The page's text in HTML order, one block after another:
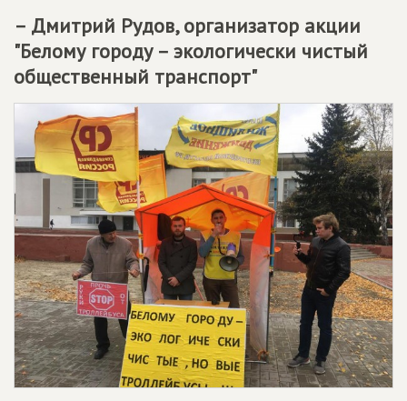
– Дмитрий Рудов, организатор акции
"Белому городу – экологически чистый
общественный транспорт"